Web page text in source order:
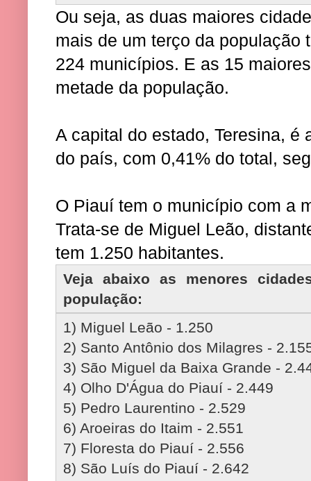
Ou seja, as duas maiores
mais de um terço da população
224 municípios. E as 15
metade da população.
A capital do estado, Teresina, é
do país, com 0,41% do total,
O Piauí tem o município com a
Trata-se de Miguel Leão,
tem 1.250 habitantes.
Veja abaixo as menores
população:
1) Miguel Leão - 1.250
2) Santo Antônio dos Milagres -
3) São Miguel da Baixa Grande -
4) Olho D'Água do Piauí - 2.449
5) Pedro Laurentino - 2.529
6) Aroeiras do Itaim - 2.551
7) Floresta do Piauí - 2.556
8) São Luís do Piauí - 2.642